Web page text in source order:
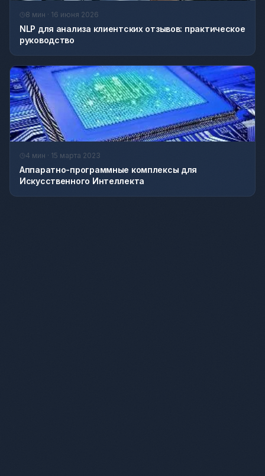
8 мин · 16 июня 2026
NLP для анализа клиентских отзывов: практическое
руководство
4 мин · 15 марта 2023
Аппаратно-программные комплексы для
Искусственного Интеллекта